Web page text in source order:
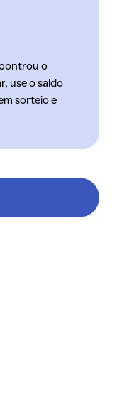
o
use o saldo
sorteio e